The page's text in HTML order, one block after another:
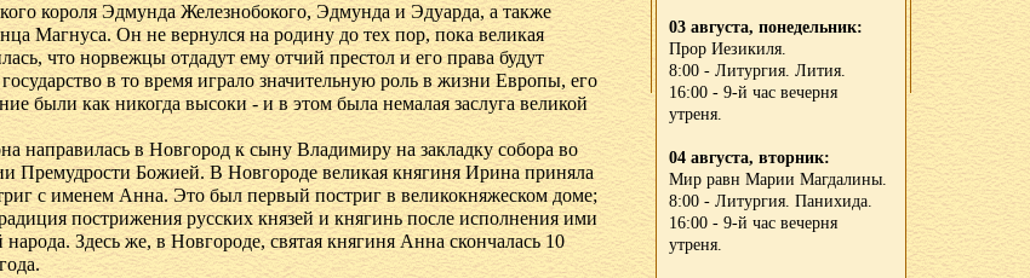
короля Эдмунда Железнобокого, Эдмунда и Эдуарда, а также
Магнуса. Он не вернулся на родину до тех пор, пока великая
что норвежцы отдадут ему отчий престол и его права будут
в то время играло значительную роль в жизни Европы, его
были как никогда высоки - и в этом была немалая заслуга великой
направилась в Новгород к сыну Владимиру на закладку собора во
Премудрости Божией. В Новгороде великая княгиня Ирина приняла
с именем Анна. Это был первый постриг в великокняжеском доме;
пострижения русских князей и княгинь после исполнения ими
народа. Здесь же, в Новгороде, святая княгиня Анна скончалась 10
03 августа, понедельник:
Прор Иезикиля.
8:00 - Литургия. Лития.
16:00 - 9-й час вечерня
утреня.
04 августа, вторник:
Мир равн Марии Магдалины.
8:00 - Литургия. Панихида.
16:00 - 9-й час вечерня
утреня.